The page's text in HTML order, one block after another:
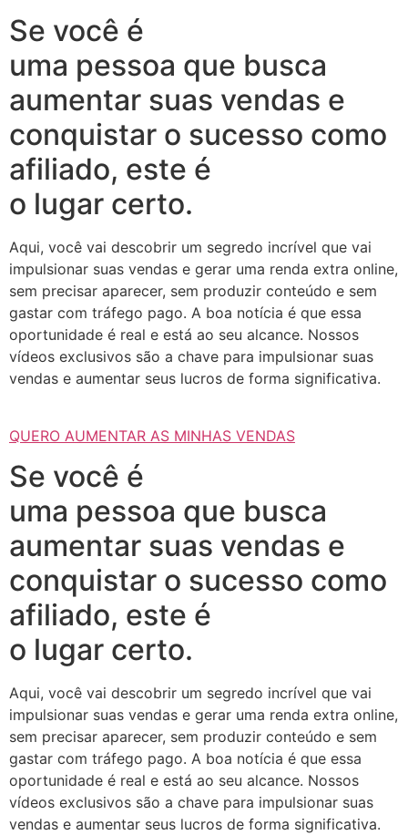
Se você é
uma pessoa que busca
aumentar suas vendas e
conquistar o sucesso como
afiliado, este é
o lugar certo.
Aqui, você vai descobrir um segredo incrível que vai
impulsionar suas vendas e gerar uma renda extra online,
sem precisar aparecer, sem produzir conteúdo e sem
gastar com tráfego pago. A boa notícia é que essa
oportunidade é real e está ao seu alcance. Nossos
vídeos exclusivos são a chave para impulsionar suas
vendas e aumentar seus lucros de forma significativa.
QUERO AUMENTAR AS MINHAS VENDAS
Se você é
uma pessoa que busca
aumentar suas vendas e
conquistar o sucesso como
afiliado, este é
o lugar certo.
Aqui, você vai descobrir um segredo incrível que vai
impulsionar suas vendas e gerar uma renda extra online,
sem precisar aparecer, sem produzir conteúdo e sem
gastar com tráfego pago. A boa notícia é que essa
oportunidade é real e está ao seu alcance. Nossos
vídeos exclusivos são a chave para impulsionar suas
vendas e aumentar seus lucros de forma significativa.